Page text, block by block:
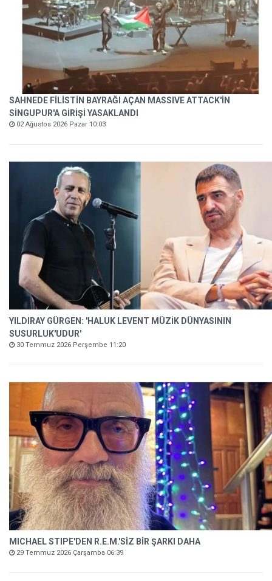
SAHNEDE FİLİSTİN BAYRAĞI AÇAN MASSIVE ATTACK'İN
SİNGUPUR'A GİRİŞİ YASAKLANDI
02 Ağustos 2026 Pazar 10:03
YILDIRAY GÜRGEN: 'HALUK LEVENT MÜZİK DÜNYASININ
SUSURLUK'UDUR'
30 Temmuz 2026 Perşembe 11:20
MICHAEL STIPE'DEN R.E.M.'SİZ BİR ŞARKI DAHA
29 Temmuz 2026 Çarşamba 06:39